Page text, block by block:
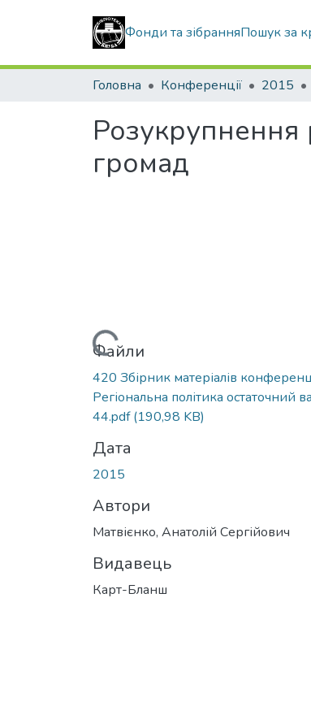
Фонди та зібранняПошук за
Головна Конференції 2015
Розукрупнення
громад
Вантажиться...Файли
420 Збірник матеріалів
Регіональна політика остаточний
44.pdf(190,98 KB)
Дата
2015
Автори
Матвієнко, Анатолій Сергійович
Видавець
Карт-Бланш